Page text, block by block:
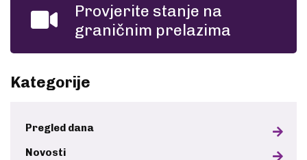
Provjerite stanje na
graničnim prelazima
Kategorije
Pregled dana
Novosti